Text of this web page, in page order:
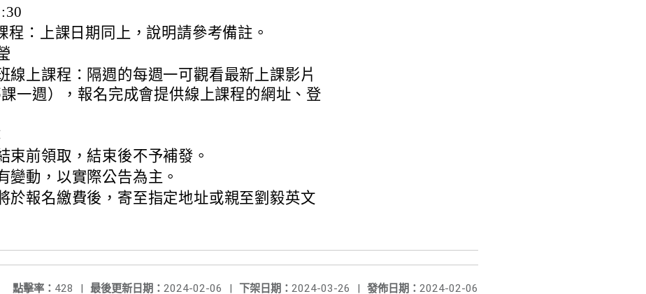
程：上課日期同上，說明請參考備註。
線上課程：隔週的每週一可觀看最新上課影片
課一週），報名完成會提供線上課程的網址、登
束前領取，結束後不予補發。
變動，以實際公告為主。
於報名繳費後，寄至指定地址或親至劉毅英文
發佈日期： 2024-02-06
下架日期： 2024-03-26 |
最後更新日期： 2024-02-06 |
點擊率： 428 |